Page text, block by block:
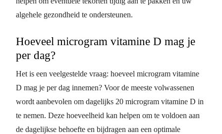
algehele gezondheid te ondersteunen.
Hoeveel microgram vitamine D mag je
per dag?
Het is een veelgestelde vraag: hoeveel microgram vitamine
D mag je per dag innemen? Voor de meeste volwassenen
wordt aanbevolen om dagelijks 20 microgram vitamine D in
te nemen. Deze hoeveelheid kan helpen om te voldoen aan
de dagelijkse behoefte en bijdragen aan een optimale